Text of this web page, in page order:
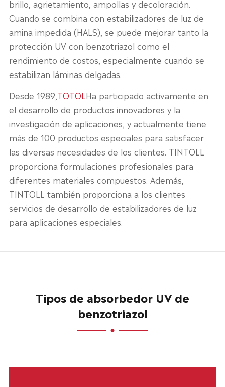
brillo, agrietamiento, ampollas y decoloración.
Cuando se combina con estabilizadores de luz de
amina impedida (HALS), se puede mejorar tanto la
protección UV con benzotriazol como el
rendimiento de costos, especialmente cuando se
estabilizan láminas delgadas.
Desde 1989, TOTOL Ha participado activamente en
el desarrollo de productos innovadores y la
investigación de aplicaciones, y actualmente tiene
más de 100 productos especiales para satisfacer
las diversas necesidades de los clientes. TINTOLL
proporciona formulaciones profesionales para
diferentes materiales compuestos. Además,
TINTOLL también proporciona a los clientes
servicios de desarrollo de estabilizadores de luz
para aplicaciones especiales.
Tipos de absorbedor UV de
benzotriazol